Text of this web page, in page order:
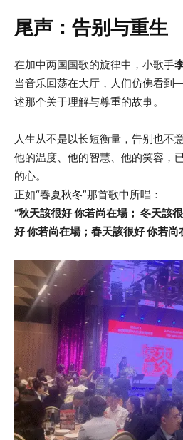
尾声：告别与重生
在加中两国国歌的旋律中，小歌手
当音乐回荡在大厅，人们仿佛看
述那个关于理解与尊重的故事。
人生从不是以长短衡量，告别也不
他的温度、他的智慧、他的笑容，
的心。
正如“春夏秋冬”那首歌中所唱：
“秋天該很好 你若尚在場； 冬天該
好 你若尚在場；春天該很好 你若尚